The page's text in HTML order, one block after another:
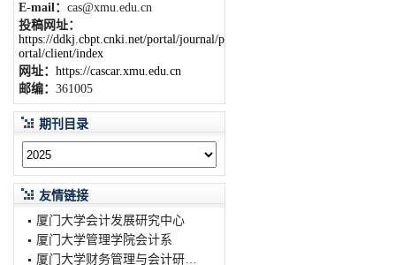
E-mail： cas@xmu.edu.cn
投稿网址：
https://ddkj.cbpt.cnki.net/portal/journal/p
ortal/client/index
网址： https://cascar.xmu.edu.cn
邮编： 361005
期刊目录
友情链接
厦门大学会计发展研究中心
厦门大学管理学院会计系
厦门大学财务管理与会计研究院